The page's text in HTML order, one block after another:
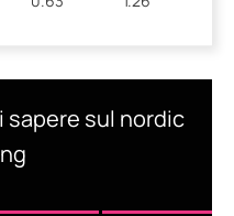
sapere sul nordic